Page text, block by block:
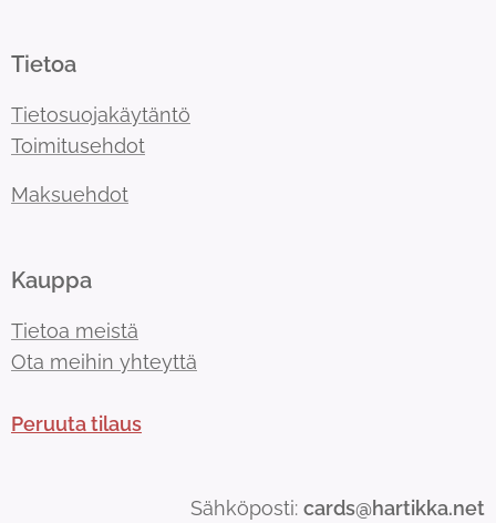
Tietoa
Tietosuojakäytäntö
Toimitusehdot
Maksuehdot
Kauppa
Tietoa meistä
Ota meihin yhteyttä
Peruuta tilaus
Sähköposti: cards@hartikka.net